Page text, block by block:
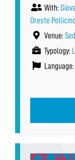
With:
Oreste Pollicino
Venue:
Typology:
Language: